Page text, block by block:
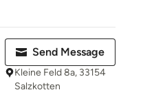
Send Message
Kleine Feld 8a, 33154
Salzkotten